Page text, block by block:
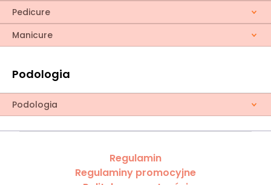
Pedicure
Manicure
Podologia
Podologia
Regulamin
Regulaminy promocyjne